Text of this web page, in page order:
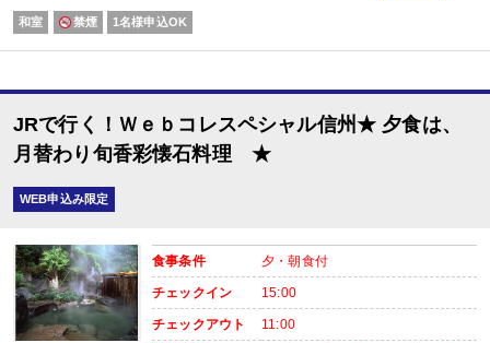
※予約条件入力の画面でチェックを入れて下さい。
【2名1室でご利用の場合】 おとな1名＋こどもA/B1名OK♪
おとな1名＋こども1名ご利用でも、お子様はこども代金でOK♪
■夕食
場所:
レストラン（鹿鳴又は白雲）
場所:
レストラン（鹿鳴又は白雲）
和室 禁煙 1名様申込OK
JRで行く！Ｗｅｂコレスペシャル信州★ 夕食は、
月替わり旬香彩懐石料理 ★
WEB申込み限定
食事条件 夕・朝食付
チェックイン 15:00
チェックアウト 11:00